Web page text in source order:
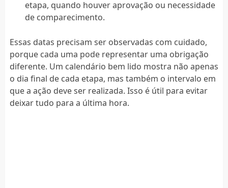
etapa, quando houver aprovação ou necessidade
de comparecimento.
Essas datas precisam ser observadas com cuidado,
porque cada uma pode representar uma obrigação
diferente. Um calendário bem lido mostra não apenas
o dia final de cada etapa, mas também o intervalo em
que a ação deve ser realizada. Isso é útil para evitar
deixar tudo para a última hora.